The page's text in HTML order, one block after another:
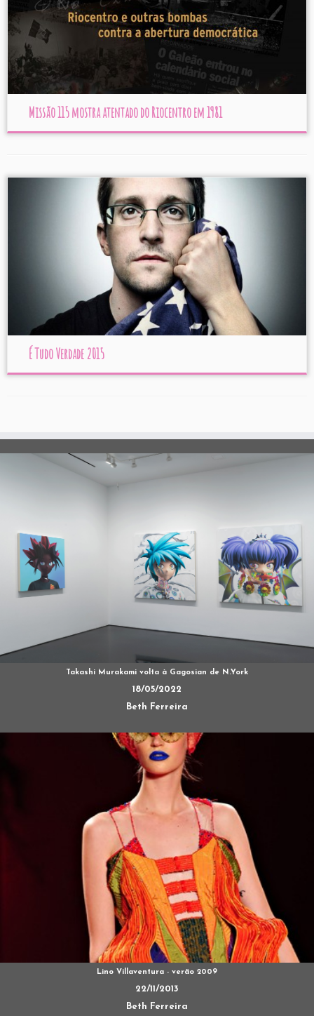
Missão 115 mostra atentado do Riocentro em 1981
É Tudo Verdade 2015
Takashi Murakami volta à Gagosian de N.York
18/05/2022
Beth Ferreira
Lino Villaventura - verão 2009
22/11/2013
Beth Ferreira